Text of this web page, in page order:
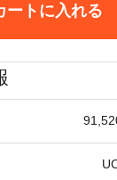
ートに入れる